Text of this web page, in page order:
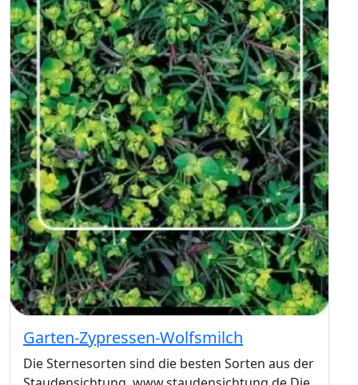
Garten-Zypressen-Wolfsmilch
Die Sternesorten sind die besten Sorten aus der